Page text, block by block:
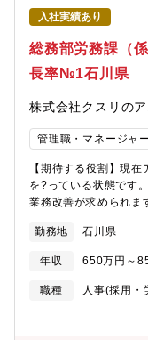
根本課題に挑戦してい
完全自動切削加工機「
置の融合領域へ事業
場への本格進出を視野
視野に入れた経営体制
ハード開発グループ【
種少量生産の精密加工
ングを可能にした製
ードまで自動生成。
賞」「起業家万博 総
ARUMCODEを頭脳に
工の12工程を完全自
品発注・補正入力ま
について】我々が目
プライチェーンの完
入社実績あり
総務部労務課（
長率№1石川県
株式会社クスリの
管理職・マネージャ
【期待する役割】現
を?っている状態です
業務改善が求められま
での労務業務全般を
社会保険、勤怠管理
卒・中途社員の入社
ント【当社の魅力】■
きやすさとやりがい
勤務地 石川県
年収 650万円～
職種
人事(採用・